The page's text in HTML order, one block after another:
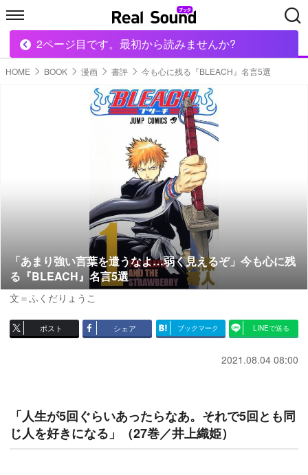
HOME MUSIC MOVIE TECH
HOME BOOK 漫画 書評 今も心に残る『BLEACH』名言5選
「あまり強い言葉を遣うなよ…弱く見えるぞ」今も心に残
る『BLEACH』名言5選
文＝ふくだりょうこ
ポスト シェア ブックマーク LINEで送る
2021.08.04 08:00
「人生が5回ぐらいあったらなあ。それで5回とも同
じ人を好きになる」（27巻／井上織姫）
2ページ目です。最初から読みませんか?